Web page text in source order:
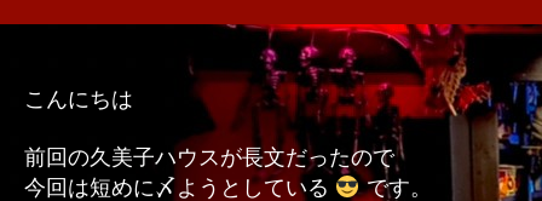
A
マ
ン
へ
の
こんにちは
前回の久美子ハウスが長文だったので
今回は短めに〆ようとしている
です。